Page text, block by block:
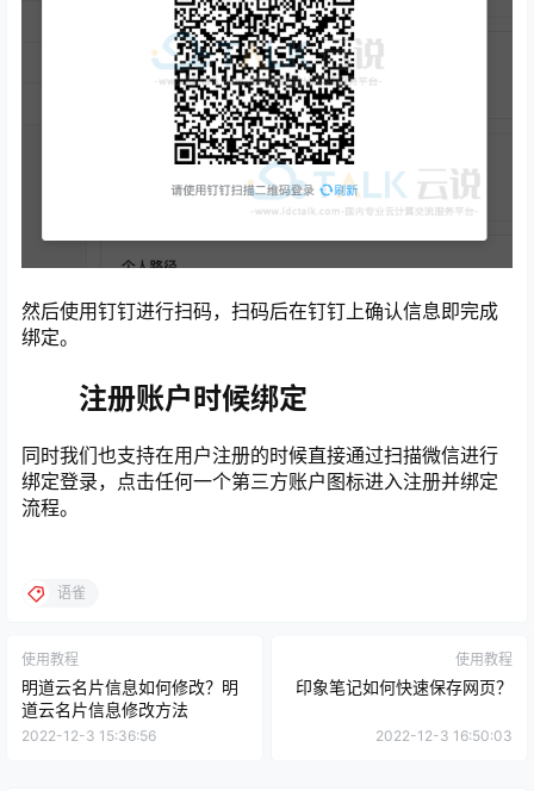
然后使用钉钉进行扫码，扫码后在钉钉上确认信息即完成
绑定。
注册账户时候绑定
同时我们也支持在用户注册的时候直接通过扫描微信进行
绑定登录，点击任何一个第三方账户图标进入注册并绑定
流程。
语雀
使用教程
明道云名片信息如何修改？明
道云名片信息修改方法
2022-12-3 15:36:56
使用教程
印象笔记如何快速保存网页？
2022-12-3 16:50:03